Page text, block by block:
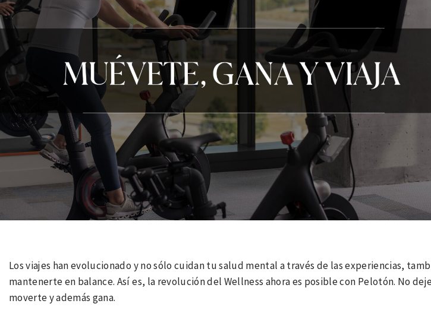
Los viajes han evolucionado y no sólo cuidan tu salud mental a través de las experiencias,
mantenerte en balance. Así es, la revolución del Wellness ahora es posible con Pelotón. No
moverte y además gana.